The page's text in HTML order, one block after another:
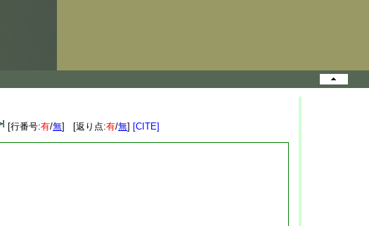
[行番号:有/無] [返り点:有/無] [CITE]